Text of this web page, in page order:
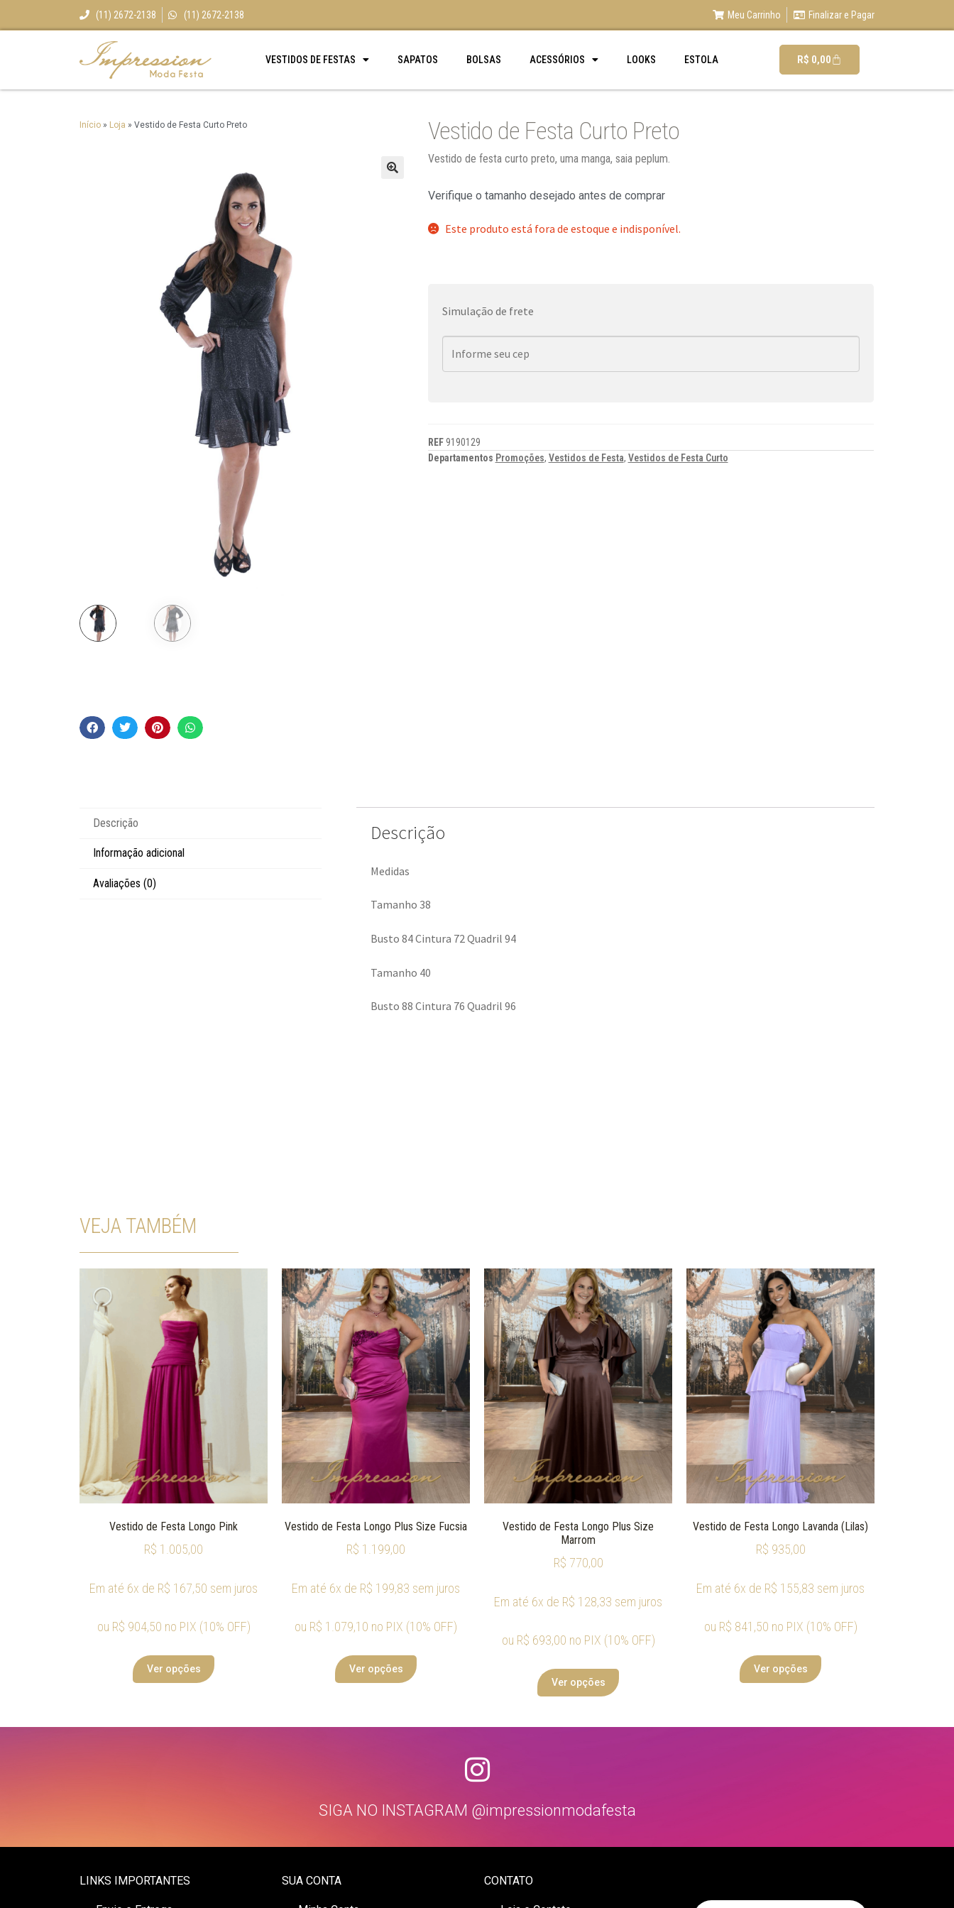
(11) 2672-2138 (11) 2672-2138 Meu Carrinho Finalizar e Pagar
VESTIDOS DE FESTAS SAPATOS BOLSAS ACESSÓRIOS LOOKS ESTOLA R$ 0,00
Início » Loja » Vestido de Festa Curto Preto Vestido de Festa Curto Preto
Vestido de festa curto preto, uma manga, saia peplum.
Verifique o tamanho desejado antes de comprar
Este produto está fora de estoque e indisponível.
Simulação de frete
REF9190129
Departamentos Promoções, Vestidos de Festa, Vestidos de Festa Curto
Descrição
Informação adicional
Avaliações (0)
Descrição
Medidas
Tamanho 38
Busto 84 Cintura 72 Quadril 94
Tamanho 40
Busto 88 Cintura 76 Quadril 96
VEJA TAMBÉM
Vestido de Festa Longo Pink
R$ 1.005,00
Em até 6x de R$ 167,50 sem juros
ou R$ 904,50 no PIX (10% OFF)
Ver opções
Vestido de Festa Longo Plus Size Fucsia
R$ 1.199,00
Em até 6x de R$ 199,83 sem juros
ou R$ 1.079,10 no PIX (10% OFF)
Ver opções
Vestido de Festa Longo Plus Size
Marrom
R$ 770,00
Em até 6x de R$ 128,33 sem juros
ou R$ 693,00 no PIX (10% OFF)
Ver opções
Vestido de Festa Longo Lavanda (Lilas)
R$ 935,00
Em até 6x de R$ 155,83 sem juros
ou R$ 841,50 no PIX (10% OFF)
Ver opções
SIGA NO INSTAGRAM @impressionmodafesta
LINKS IMPORTANTES SUA CONTA CONTATO